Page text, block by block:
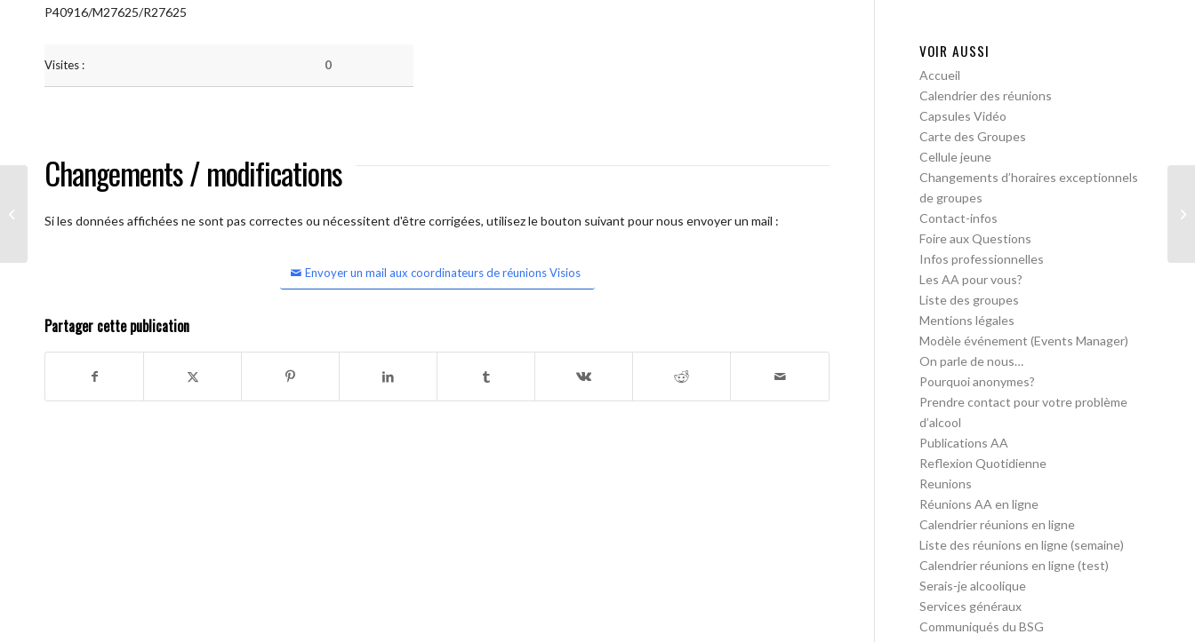
P40916/M27625/R27625
Visites : 0
Changements / modifications
Si les données affichées ne sont pas correctes ou nécessitent d'être corrigées, utilisez le bouton suivant pour nous envoyer un mail :
Envoyer un mail aux coordinateurs de réunions Visios
Partager cette publication
VOIR AUSSI
Accueil
Calendrier des réunions
Capsules Vidéo
Carte des Groupes
Cellule jeune
Changements d’horaires exceptionnels
de groupes
Contact-infos
Foire aux Questions
Infos professionnelles
Les AA pour vous?
Liste des groupes
Mentions légales
Modèle événement (Events Manager)
On parle de nous…
Pourquoi anonymes?
Prendre contact pour votre problème
d’alcool
Publications AA
Reflexion Quotidienne
Reunions
Réunions AA en ligne
Calendrier réunions en ligne
Liste des réunions en ligne (semaine)
Calendrier réunions en ligne (test)
Serais-je alcoolique
Services généraux
Communiqués du BSG
A